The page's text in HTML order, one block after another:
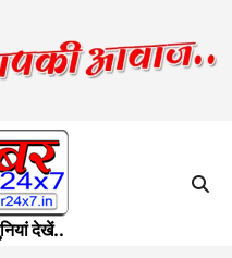
देखें..